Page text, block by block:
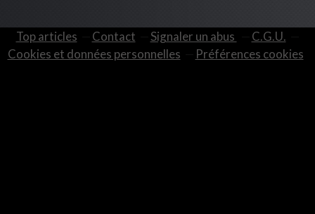
Top articles Contact Signaler un abus
C.G.U.
Cookies et données personnelles
Préférences cookies